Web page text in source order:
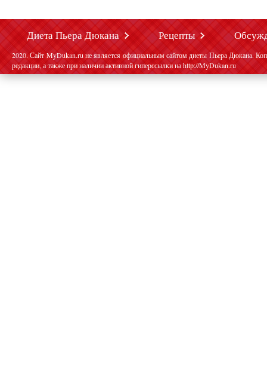
Диета Пьера Дюкана Рецепты
2020. Сайт MyDukan.ru не является официальным сайтом диеты Пьера Дюкана.
редакции, а также при наличии активной гиперссылки на http://MyDukan.ru